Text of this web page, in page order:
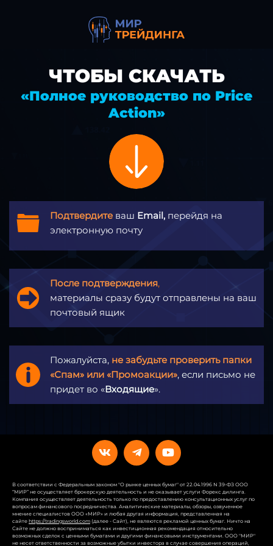
ЧТОБЫ СКАЧАТЬ
«Полное руководство по Price
Action»
Подтвердите ваш Email, перейдя на
электронную почту
После подтверждения,
материалы сразу будут отправлены на ваш
почтовый ящик
Пожалуйста, не забудьте проверить папки
«Спам» или «Промоакции», если письмо не
придет во «Входящие».
В соответствии с Федеральным законом "О рынке ценных бумаг" от 22.04.1996 N 39-ФЗ ООО
“МИР” не осуществляет брокерскую деятельность и не оказывает услуги Форекс дилинга.
Компания осуществляет деятельность только по предоставлению консультационных услуг по
вопросам финансового посредничества. Аналитические материалы, обзоры, озвученное
мнение специалистов ООО «МИР» и любая другая информация, представленная на
сайте https://tradingsworld.com (далее - Сайт), не являются рекламой ценных бумаг. Ничто на
Сайте не должно восприниматься как инвестиционная рекомендация относительно
возможных сделок с ценными бумагами и другими финансовыми инструментами. ООО "МИР"
не несет ответственности за возможные убытки инвестора в случае совершения операций,